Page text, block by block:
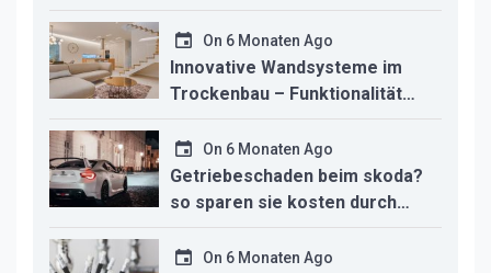
Innenausbau revolutionieren
On 6 Monaten Ago
Innovative Wandsysteme im
Trockenbau – Funktionalität
trifft modernes Design
On 6 Monaten Ago
Getriebeschaden beim skoda?
so sparen sie kosten durch
professionelle instandsetzung
On 6 Monaten Ago